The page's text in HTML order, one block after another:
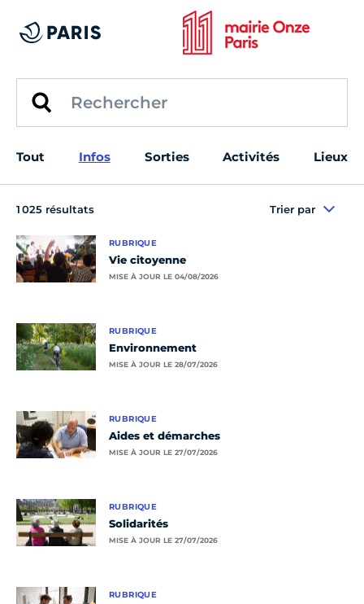
Tout Infos Sorties Activités Lieux
1 025 résultats Trier par
RUBRIQUE
Vie citoyenne
MISE À JOUR LE 04/08/2026
RUBRIQUE
Environnement
MISE À JOUR LE 28/07/2026
RUBRIQUE
Aides et démarches
MISE À JOUR LE 27/07/2026
RUBRIQUE
Solidarités
MISE À JOUR LE 27/07/2026
RUBRIQUE